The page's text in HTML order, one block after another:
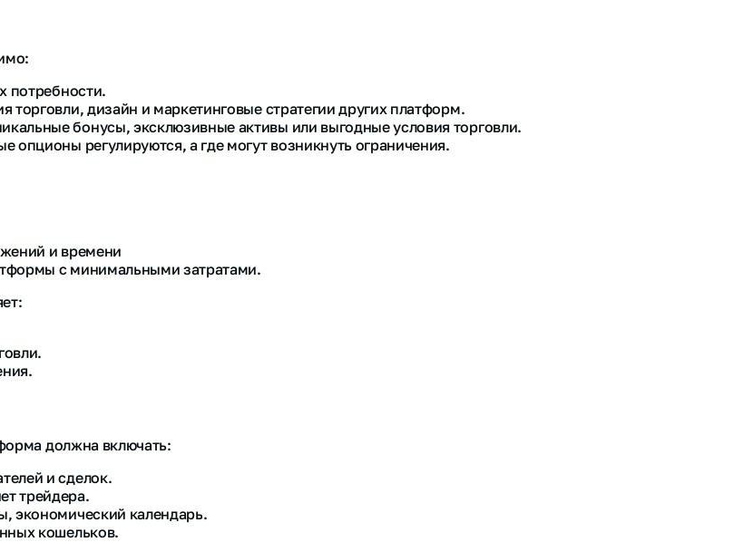
потребности.
торговли, дизайн и маркетинговые стратегии других платформ.
бонусы, эксклюзивные активы или выгодные условия торговли.
регулируются, а где могут возникнуть ограничения.
и времени
с минимальными затратами.
должна включать:
и сделок.
трейдера.
экономический календарь.
кошельков.